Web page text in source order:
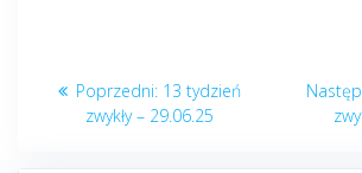
Nawigacja
wpisu
Poprzedni: Poprzedni
post:
13 tydzień
zwykły – 29.06.25